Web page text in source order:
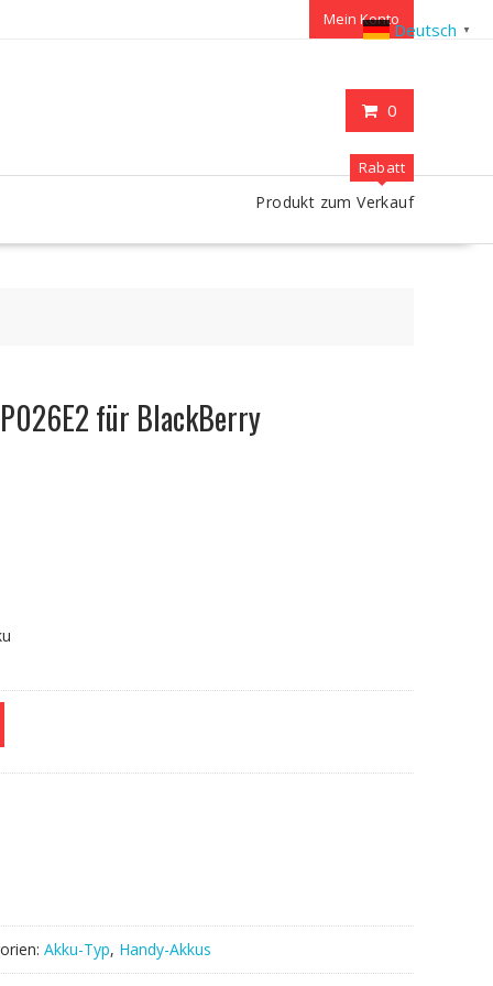
Mein Konto
0
Rabatt
Produkt zum Verkauf
für BlackBerry
Akku-Typ, Handy-Akkus
Deutsch ▼